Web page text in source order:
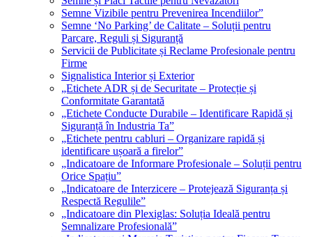
Semne Vizibile pentru Prevenirea Incendiilor”
Semne ‘No Parking’ de Calitate – Soluții pentru
Parcare, Reguli și Siguranță
Servicii de Publicitate și Reclame Profesionale pentru
Firme
Signalistica Interior și Exterior
„Etichete ADR și de Securitate – Protecție și
Conformitate Garantată
„Etichete Conducte Durabile – Identificare Rapidă și
Siguranță în Industria Ta”
„Etichete pentru cabluri – Organizare rapidă și
identificare ușoară a firelor”
„Indicatoare de Informare Profesionale – Soluții pentru
Orice Spațiu”
„Indicatoare de Interzicere – Protejează Siguranța și
Respectă Regulile”
„Indicatoare din Plexiglas: Soluția Ideală pentru
Semnalizare Profesională”